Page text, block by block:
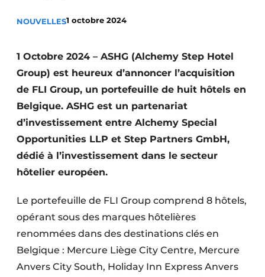
NOUVELLES1 octobre 2024
1 Octobre 2024 – ASHG (Alchemy Step Hotel
Group) est heureux d’annoncer l’acquisition
de FLI Group, un portefeuille de huit hôtels en
Belgique. ASHG est un partenariat
d’investissement entre Alchemy Special
Opportunities LLP et Step Partners GmbH,
dédié à l’investissement dans le secteur
hôtelier européen.
Le portefeuille de FLI Group comprend 8 hôtels,
opérant sous des marques hôtelières
renommées dans des destinations clés en
Belgique : Mercure Liège City Centre, Mercure
Anvers City South, Holiday Inn Express Anvers